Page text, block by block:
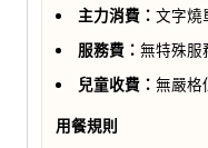
主力消費： 文字燒
服務費： 無特殊服
兒童收費： 無嚴格
用餐規則